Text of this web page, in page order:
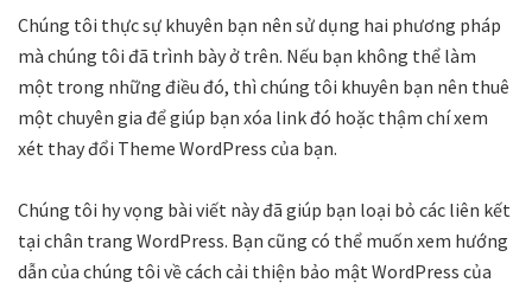
Chúng tôi thực sự khuyên bạn nên sử dụng hai phương pháp
mà chúng tôi đã trình bày ở trên. Nếu bạn không thể làm
một trong những điều đó, thì chúng tôi khuyên bạn nên thuê
một chuyên gia để giúp bạn xóa link đó hoặc thậm chí xem
xét thay đổi Theme WordPress của bạn.
Chúng tôi hy vọng bài viết này đã giúp bạn loại bỏ các liên kết
tại chân trang WordPress. Bạn cũng có thể muốn xem hướng
dẫn của chúng tôi về cách cải thiện bảo mật WordPress của